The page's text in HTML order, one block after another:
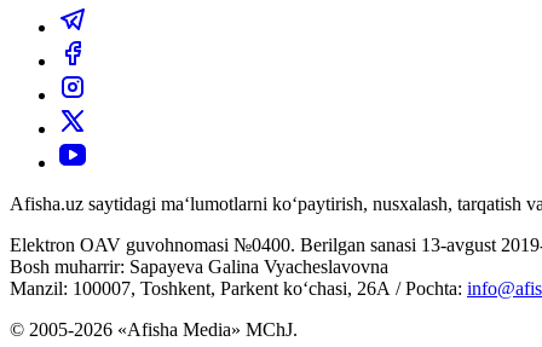
Afisha.uz saytidagi ma‘lumotlarni ko‘paytirish, nusxalash, tarqatish
Elektron OAV guvohnomasi №0400. Berilgan sanasi 13-avgust
Bosh muharrir: Sapayeva Galina Vyacheslavovna
Manzil: 100007, Toshkent, Parkent ko‘chasi, 26А / Pochta:
© 2005-2026 «Afisha Media» MChJ.